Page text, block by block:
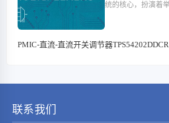
统的核心，扮演着
类电子产品以及通
功耗和丰富的外设
PMIC-直流-直流开关调节器
联系我们